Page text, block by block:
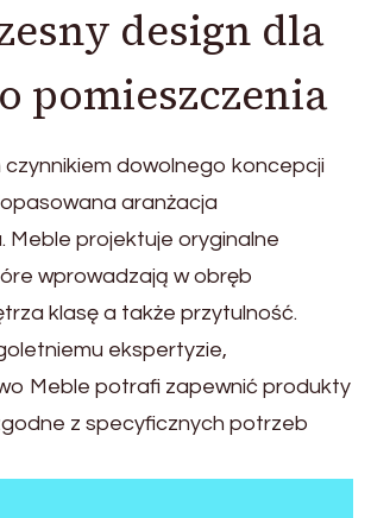
design dla
pomieszczenia
dowolnego koncepcji
aranżacja
Meble projektuje oryginalne
wprowadzają w obręb
klasę a także przytulność.
ekspertyzie,
Meble potrafi zapewnić produkty
z specyficznych potrzeb